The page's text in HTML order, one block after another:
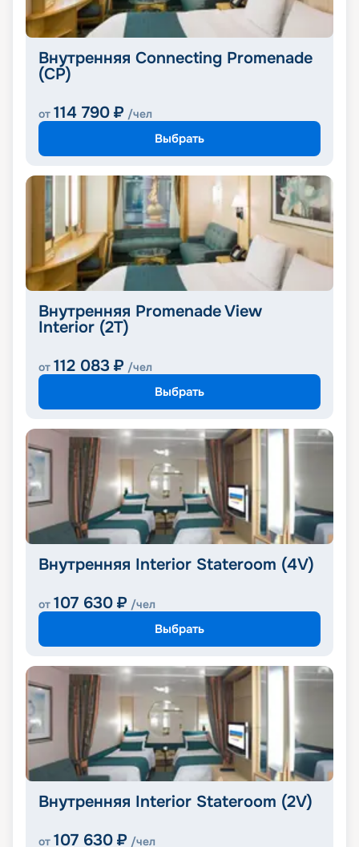
Внутренняя Connecting Promenade
(CP)
от 114 790 ₽ /чел
Выбрать
Внутренняя Promenade View
Interior (2T)
от 112 083 ₽ /чел
Выбрать
Внутренняя Interior Stateroom (4V)
от 107 630 ₽ /чел
Выбрать
Внутренняя Interior Stateroom (2V)
от 107 630 ₽ /чел